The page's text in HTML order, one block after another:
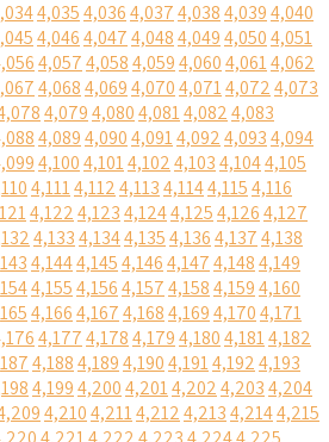
4,0354,0364,0374,0384,0394,040
4,0464,0474,0484,0494,0504,051
4,0574,0584,0594,0604,0614,062
4,0684,0694,0704,0714,0724,073
4,0794,0804,0814,0824,083
4,0894,0904,0914,0924,0934,094
4,1004,1014,1024,1034,1044,105
4,1114,1124,1134,1144,1154,116
4,1224,1234,1244,1254,1264,127
4,1334,1344,1354,1364,1374,138
4,1444,1454,1464,1474,1484,149
4,1554,1564,1574,1584,1594,160
4,1664,1674,1684,1694,1704,171
4,1774,1784,1794,1804,1814,182
4,1884,1894,1904,1914,1924,193
4,1994,2004,2014,2024,2034,204
4,2104,2114,2124,2134,2144,215